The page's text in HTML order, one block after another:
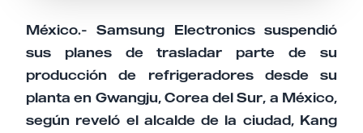
México.- Samsung Electronics suspendió
sus planes de trasladar parte de su
producción de refrigeradores desde su
planta en Gwangju, Corea del Sur, a México,
según reveló el alcalde de la ciudad, Kang